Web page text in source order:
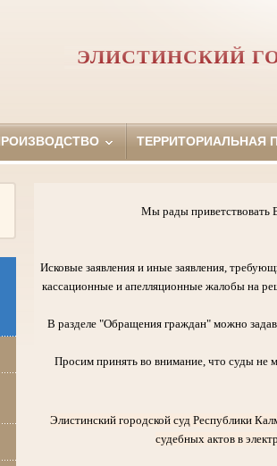
ЭЛИСТИНСКИЙ
ТЕРРИТОРИАЛЬНАЯ
Мы рады приветствовать
Исковые заявления и иные заявления,
кассационные и апелляционные жалобы на
В разделе "Обращения граждан" можно
Просим принять во внимание, что суды не
Элистинский городской суд Республики
судебных актов в